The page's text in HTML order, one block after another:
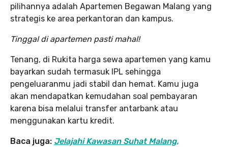
pilihannya adalah Apartemen Begawan Malang yang
strategis ke area perkantoran dan kampus.
Tinggal di apartemen pasti mahal!
Tenang, di Rukita harga sewa apartemen yang kamu
bayarkan sudah termasuk IPL sehingga
pengeluaranmu jadi stabil dan hemat. Kamu juga
akan mendapatkan kemudahan soal pembayaran
karena bisa melalui transfer antarbank atau
menggunakan kartu kredit.
Baca juga: Jelajahi Kawasan Suhat Malang,